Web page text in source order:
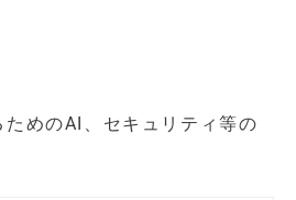
ためのAI、セキュリティ等の